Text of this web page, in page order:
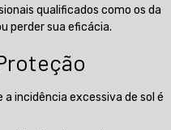
qualificados como os da
perder sua eficácia.
incidência excessiva de sol é